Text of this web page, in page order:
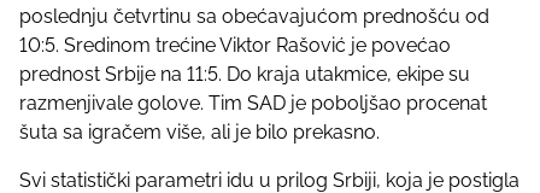
poslednju četvrtinu sa obećavajućom prednošću od
10:5. Sredinom trećine Viktor Rašović je povećao
prednost Srbije na 11:5. Do kraja utakmice, ekipe su
razmenjivale golove. Tim SAD je poboljšao procenat
šuta sa igračem više, ali je bilo prekasno.
Svi statistički parametri idu u prilog Srbiji, koja je postigla